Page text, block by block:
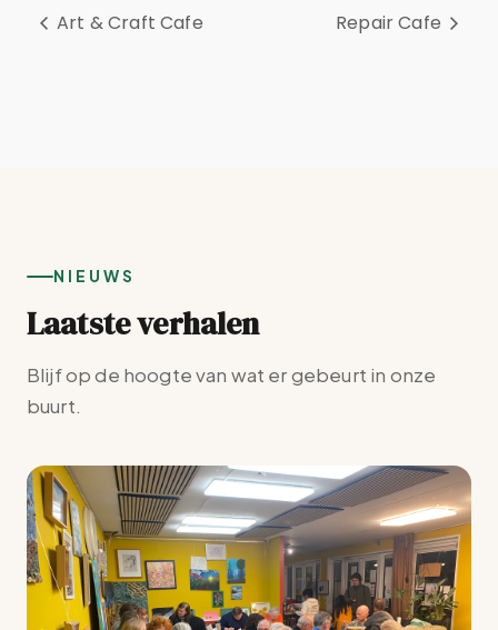
Art & Craft Cafe Repair Cafe
NIEUWS
Laatste verhalen
Blijf op de hoogte van wat er gebeurt in onze
buurt.